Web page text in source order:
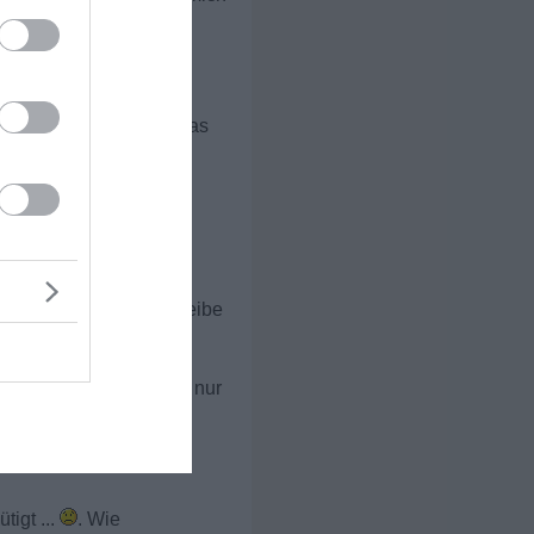
Zeiten vor. Ignoriert das
ignoriert ... Ich schreibe
Seite ... Fragt sich nur
...
. Wie